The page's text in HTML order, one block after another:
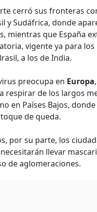
cerró sus fronteras
y Sudáfrica, donde
mientras que España
vigente ya para los
a los de India.
preocupa en Europa
respirar de los largos
en Países Bajos,
de queda.
por su parte, los
llevar
de aglomeraciones.